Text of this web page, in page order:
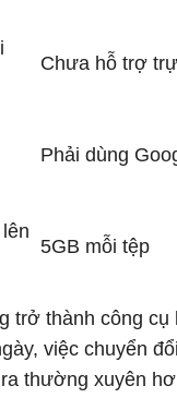
Chưa hỗ trợ
Phải dùng
5GB mỗi tệp
trở thành công cụ
việc chuyển
thường xuyên